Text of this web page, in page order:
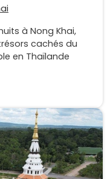
à Nong Khai,
cachés du
en Thaïlande